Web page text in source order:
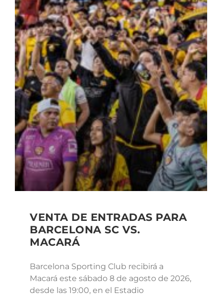
VENTA DE ENTRADAS PARA
BARCELONA SC VS.
MACARÁ
Barcelona Sporting Club recibirá a
Macará este sábado 8 de agosto de 2026,
desde las 19:00, en el Estadio